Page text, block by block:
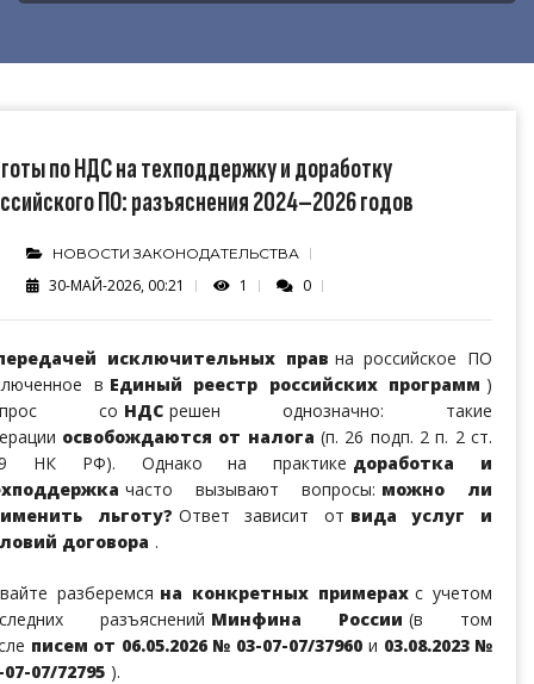
по НДС на техподдержку и доработку
ПО: разъяснения 2024–2026 годов
НОВОСТИ ЗАКОНОДАТЕЛЬСТВА
30-МАЙ-2026, 00:21 1 0
исключительных прав на российское ПО
в Единый реестр российских программ )
со НДС решен однозначно: такие
освобождаются от налога (п. 26 подп. 2 п. 2 ст.
НК РФ). Однако на практике доработка и
часто вызывают вопросы: можно ли
льготу? Ответ зависит от вида услуг и
договора .
разберемся на конкретных примерах с учетом
разъяснений Минфина России (в том
писем от 06.05.2026 № 03-07-07/37960 и 03.08.2023 №
07-07/72795 ).